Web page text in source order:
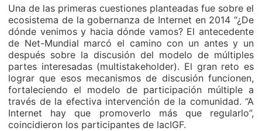
Una de las primeras cuestiones planteadas fue sobre el
ecosistema de la gobernanza de Internet en 2014 “¿De
dónde venimos y hacia dónde vamos? El antecedente
de Net-Mundial marcó el camino con un antes y un
después sobre la discusión del modelo de múltiples
partes interesadas (multistakeholder). El gran reto es
lograr que esos mecanismos de discusión funcionen,
fortaleciendo el modelo de participación múltiple a
través de la efectiva intervención de la comunidad. “A
Internet hay que promoverlo más que regularlo”,
coincidieron los participantes de lacIGF.